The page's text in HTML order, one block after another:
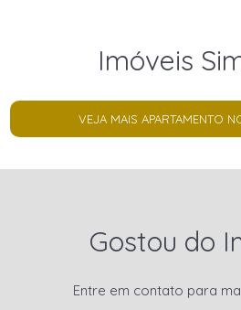
Imóveis
VEJA MAIS APARTAMENTO
Gostou do
Entre em contato para